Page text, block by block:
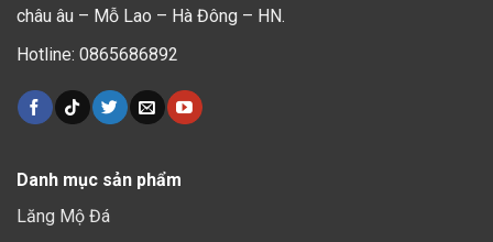
châu âu – Mỗ Lao – Hà Đông – HN.
Hotline: 0865686892
Danh mục sản phẩm
Lăng Mộ Đá